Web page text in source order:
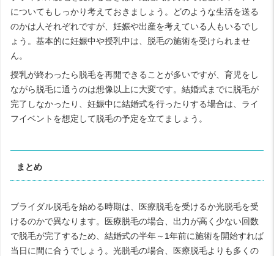
についてもしっかり考えておきましょう。どのような生活を送る
のかは人それぞれですが、妊娠や出産を考えている人もいるでし
ょう。基本的に妊娠中や授乳中は、脱毛の施術を受けられませ
ん。
授乳が終わったら脱毛を再開できることが多いですが、育児をし
ながら脱毛に通うのは想像以上に大変です。結婚式までに脱毛が
完了しなかったり、妊娠中に結婚式を行ったりする場合は、ライ
フイベントを想定して脱毛の予定を立てましょう。
まとめ
ブライダル脱毛を始める時期は、医療脱毛を受けるか光脱毛を受
けるのかで異なります。医療脱毛の場合、出力が高く少ない回数
で脱毛が完了するため、結婚式の半年～1年前に施術を開始すれば
当日に間に合うでしょう。光脱毛の場合、医療脱毛よりも多くの